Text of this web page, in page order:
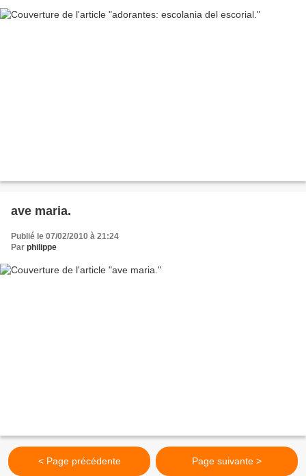
ave maria.
Publié le 07/02/2010 à 21:24
Par philippe
< Page précédente Page suivante >